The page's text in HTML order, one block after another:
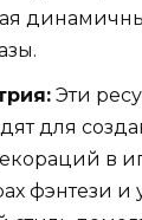
Эти
для
в
фэнтези и